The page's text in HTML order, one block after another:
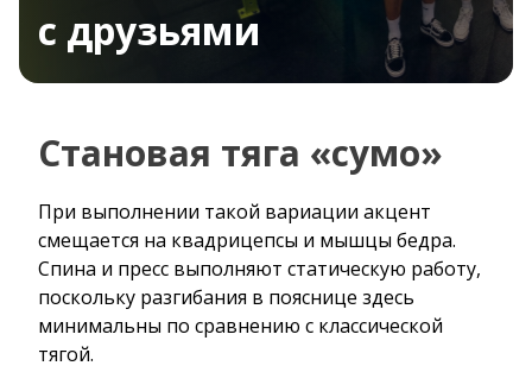
с друзьями
Становая тяга «сумо»
При выполнении такой вариации акцент
смещается на квадрицепсы и мышцы бедра.
Спина и пресс выполняют статическую работу,
поскольку разгибания в пояснице здесь
минимальны по сравнению с классической
тягой.